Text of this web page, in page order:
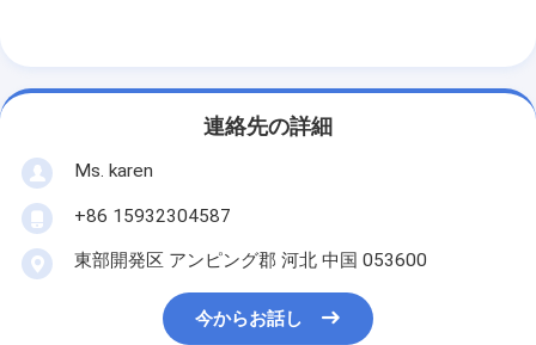
連絡先の詳細
Ms. karen
+86 15932304587
東部開発区 アンピング郡 河北 中国 053600
今からお話し